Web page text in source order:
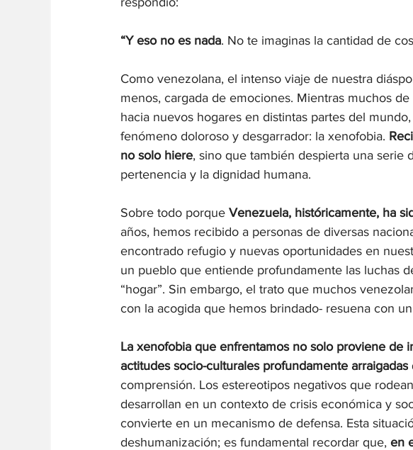
“Y eso no es nada. No te imaginas la cantidad de
Como venezolana, el intenso viaje de nuestra
menos, cargada de emociones. Mientras muchos
hacia nuevos hogares en distintas partes del
fenómeno doloroso y desgarrador: la xenofobia.
no solo hiere, sino que también despierta una serie
pertenencia y la dignidad humana.
Sobre todo porque Venezuela, históricamente, ha
años, hemos recibido a personas de diversas
encontrado refugio y nuevas oportunidades en
un pueblo que entiende profundamente las luchas
“hogar”. Sin embargo, el trato que muchos
con la acogida que hemos brindado- resuena con
La xenofobia que enfrentamos no solo proviene de
actitudes socio-culturales profundamente arraigadas
comprensión. Los estereotipos negativos que
desarrollan en un contexto de crisis económica y
convierte en un mecanismo de defensa. Esta
deshumanización; es fundamental recordar que, en